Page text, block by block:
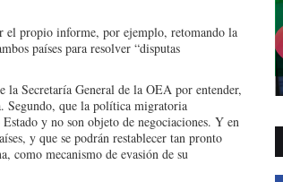
el propio informe, por ejemplo, retomando la
países para resolver “disputas
Secretaría General de la OEA por entender,
Segundo, que la política migratoria
y no son objeto de negociaciones. Y en
y que se podrán restablecer tan pronto
como mecanismo de evasión de su